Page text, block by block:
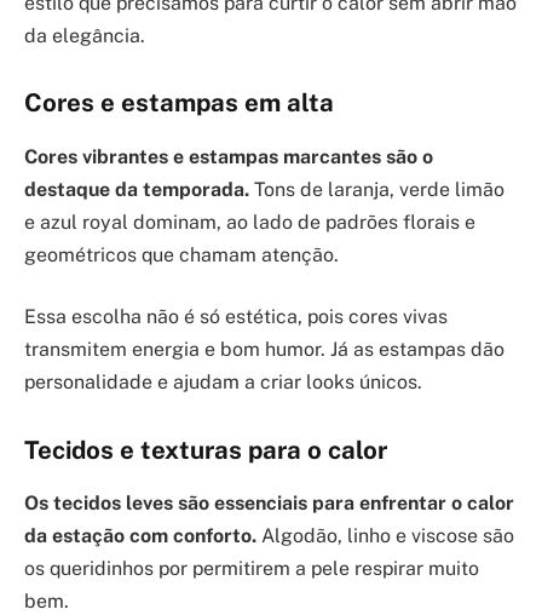
da elegância.
Cores e estampas em alta
Cores vibrantes e estampas marcantes são o
destaque da temporada. Tons de laranja, verde limão
e azul royal dominam, ao lado de padrões florais e
geométricos que chamam atenção.
Essa escolha não é só estética, pois cores vivas
transmitem energia e bom humor. Já as estampas dão
personalidade e ajudam a criar looks únicos.
Tecidos e texturas para o calor
Os tecidos leves são essenciais para enfrentar o calor
da estação com conforto. Algodão, linho e viscose são
os queridinhos por permitirem a pele respirar muito
bem.